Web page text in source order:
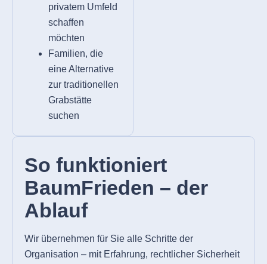
privatem Umfeld
schaffen
möchten
Familien, die
eine Alternative
zur traditionellen
Grabstätte
suchen
So funktioniert
BaumFrieden – der
Ablauf
Wir übernehmen für Sie alle Schritte der
Organisation – mit Erfahrung, rechtlicher Sicherheit